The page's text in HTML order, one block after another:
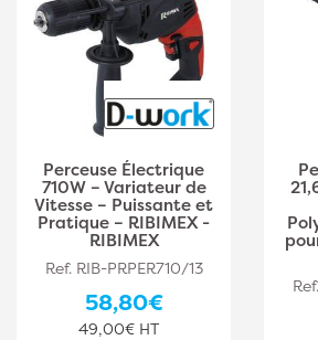
Perceuse Électrique
710W – Variateur de
Vitesse – Puissante et
Pratique – RIBIMEX -
RIBIMEX
Ref. RIB-PRPER710/13
58,80€
49,00€ HT